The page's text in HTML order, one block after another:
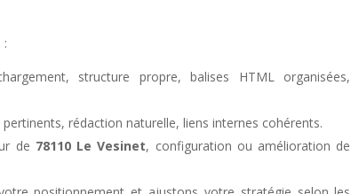
:
structure propre, balises HTML organisées,
rédaction naturelle, liens internes cohérents.
de 78110 Le Vesinet, configuration ou amélioration de